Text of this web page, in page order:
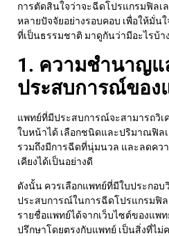
การตัดสินใจว่าจะฉีดโปรแกรมฟิลเ
หลายปัจจัยอย่างรอบคอบ เพื่อให้มั่
ที่เป็นธรรมชาติ มาดูกันว่ามีอะไรบ้า
1. ความชำนาญแ
ประสบการณ์ของ
แพทย์ที่มีประสบการณ์จะสามารถวิเ
ใบหน้าได้ เลือกชนิดและปริมาณฟิล
รวมถึงมีการฉีดที่นุ่มนวล และลดควา
เคียงได้เป็นอย่างดี
ดังนั้น ควรเลือกแพทย์ที่มีใบประกอบ
ประสบการณ์ในการฉีดโปรแกรมฟิล
รายชื่อแพทย์ได้จากเว็บไซต์ของแพ
ปรึกษาโดยตรงกับแพทย์ เป็นสิ่งที่ไม่